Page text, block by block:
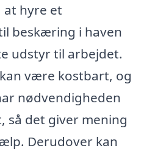
at hyre et
beskæring i haven
udstyr til arbejdet.
være kostbart, og
nødvendigheden
så det giver mening
Derudover kan